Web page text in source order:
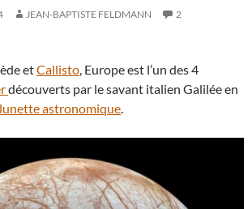
JEAN-BAPTISTE FELDMANN
2
etCallisto, Europe est l’un des 4
découverts par le savant italien Galilée en
lunette astronomique.